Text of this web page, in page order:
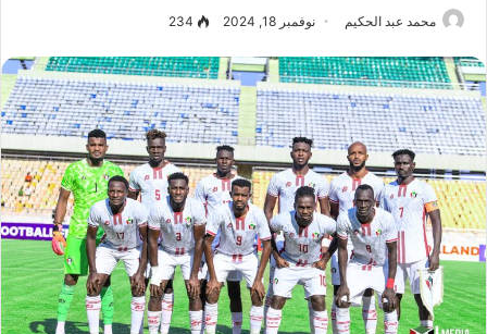
محمد عبد الحكيم نوفمبر 18, 2024 234